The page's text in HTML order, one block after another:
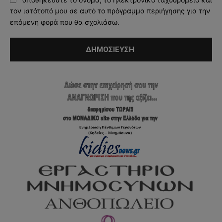
τον ιστότοπό μου σε αυτό το πρόγραμμα περιήγησης για την
επόμενη φορά που θα σχολιάσω.